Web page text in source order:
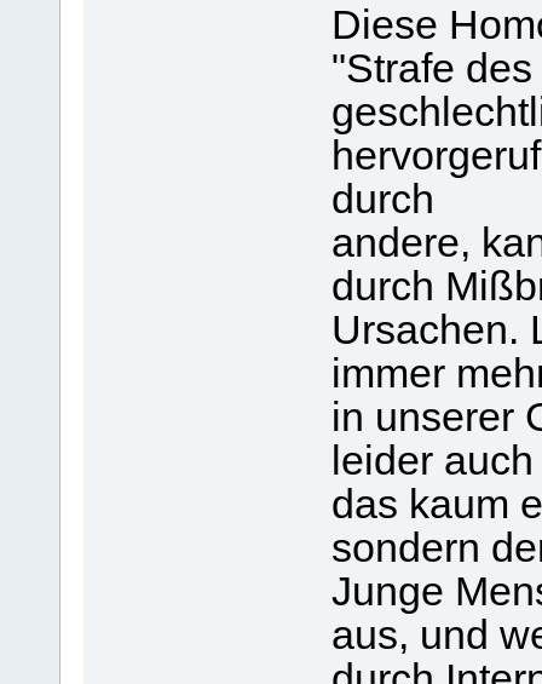
Diese
"Strafe
durch
andere,
durch
Ursachen.
immer
in unserer
leider
das kaum
sondern
Junge
aus, und